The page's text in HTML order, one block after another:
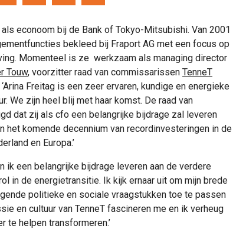
econoom bij de Bank of Tokyo-Mitsubishi. Van 2001
bekleed bij Fraport AG met een focus op
Momenteel is ze werkzaam als managing director
Touw, voorzitter raad van commissarissen TenneT
‘Arina Freitag is een zeer ervaren, kundige en energieke
We zijn heel blij met haar komst. De raad van
dat zij als cfo een belangrijke bijdrage zal leveren
het komende decennium van recordinvesteringen in de
en Europa.’
ik een belangrijke bijdrage leveren aan de verdere
in de energietransitie. Ik kijk ernaar uit om mijn brede
politieke en sociale vraagstukken toe te passen
en cultuur van TenneT fascineren me en ik verheug
te helpen transformeren.’